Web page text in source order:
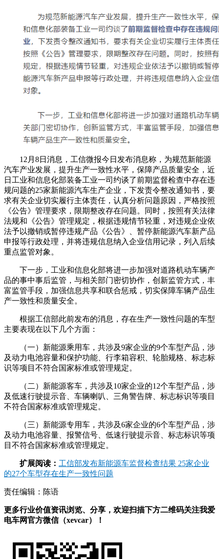
12月8日消息，工信微报今日发布消息称，为规范新能源
汽车产业发展，提升生产一致性水平，保障产品质量安全，近
日工业和信息化部装备工业一司约谈了前期监督检查中存在违
规问题的25家新能源汽车生产企业，下发责令整改通知书，要
求有关企业切实履行主体责任，认真分析问题原因，严格按照
《公告》管理要求，限期整改存在问题。同时，按照有关法律
法规和《公告》管理规定，根据违规情节轻重，对违规企业依
法予以撤销或暂停违规产品《公告》、暂停新能源汽车新产品
申报等行政处理，并将违规信息纳入企业信用记录，列入后续
重点监管对象。
下一步，工业和信息化部将进一步加强对道路机动车辆产
品的事中事后监管，与相关部门密切协作，创新监管方式，丰
富监管手段，加强信息共享和联合惩戒，切实保障车辆产品生
产一致性和质量安全。
根据工信部此前发布的消息，存在生产一致性问题的车型
主要表现在以下几个方面：
（一）新能源乘用车，共涉及9家企业的9个车型产品，涉
及动力电池容量和保护功能、行李箱容积、轮胎规格、标志标
识等项目不符合国家标准或管理规定。
（二）新能源客车，共涉及10家企业的12个车型产品，涉
及低速行驶提示音、车辆喇叭、三角警告牌、标志标识等项目
不符合国家标准或管理规定。
（三）新能源专用车，共涉及6家企业的6个车型产品，涉
及动力电池容量、报警信号、低速行驶提示音、标志标识等项
目不符合国家标准或管理规定。
扩展阅读： 工信部发布新能源车监督检查结果 25家企业
的27个车型存在生产一致性问题
责任编辑：陈语
更多行业价值资讯浏览、分享，欢迎扫描下方二维码关注我爱
电车网官方微信（xevcar）！